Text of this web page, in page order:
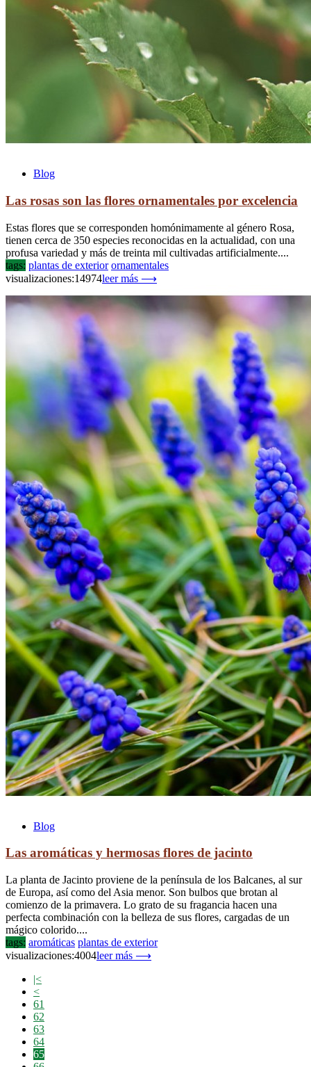
Blog
Las rosas son las flores ornamentales por excelencia
Estas flores que se corresponden homónimamente al género Rosa,
tienen cerca de 350 especies reconocidas en la actualidad, con una
profusa variedad y más de treinta mil cultivadas artificialmente....
tags: plantas de exterior ornamentales
visualizaciones:14974leer más ⟶
Blog
Las aromáticas y hermosas flores de jacinto
La planta de Jacinto proviene de la península de los Balcanes, al sur
de Europa, así como del Asia menor. Son bulbos que brotan al
comienzo de la primavera. Lo grato de su fragancia hacen una
perfecta combinación con la belleza de sus flores, cargadas de un
mágico colorido....
tags: aromáticas plantas de exterior
visualizaciones:4004leer más ⟶
|<
<
61
62
63
64
65